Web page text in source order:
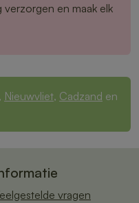
en maak elk
, Nieuwvliet, Cadzand en
vragen